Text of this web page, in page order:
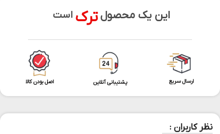
این یک محصول ترک است
ارسال سریع پشتیبانی آنلاین اصل بودن کالا
نظر کاربران :